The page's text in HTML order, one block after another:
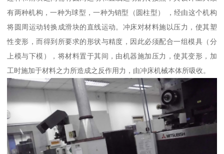
有两种机构，一种为球型，一种为销型（圆柱型） ，经由这个机构
将圆周运动转换成滑块的直线运动。冲床对材料施以压力，使其塑
性变形，而得到所要求的形状与精度，因此必须配合一组模具（分
上模与下模），将材料置于其间，由机器施加压力，使其变形，加
工时施加于材料之力所造成之反作用力，由冲床机械本体所吸收。